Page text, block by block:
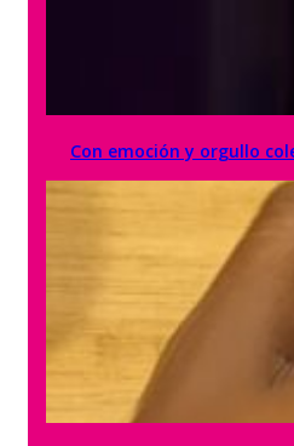
Con emoción y orgullo